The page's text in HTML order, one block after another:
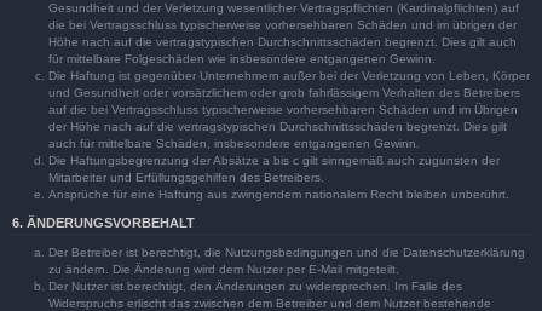
Gesundheit und der Verletzung wesentlicher Vertragspflichten (Kardinalpflichten) auf
die bei Vertragsschluss typischerweise vorhersehbaren Schäden und im übrigen der
Höhe nach auf die vertragstypischen Durchschnittsschäden begrenzt. Dies gilt auch
für mittelbare Folgeschäden wie insbesondere entgangenen Gewinn.
Die Haftung ist gegenüber Unternehmern außer bei der Verletzung von Leben, Körper
und Gesundheit oder vorsätzlichem oder grob fahrlässigem Verhalten des Betreibers
auf die bei Vertragsschluss typischerweise vorhersehbaren Schäden und im Übrigen
der Höhe nach auf die vertragstypischen Durchschnittsschäden begrenzt. Dies gilt
auch für mittelbare Schäden, insbesondere entgangenen Gewinn.
Die Haftungsbegrenzung der Absätze a bis c gilt sinngemäß auch zugunsten der
Mitarbeiter und Erfüllungsgehilfen des Betreibers.
Ansprüche für eine Haftung aus zwingendem nationalem Recht bleiben unberührt.
6. ÄNDERUNGSVORBEHALT
Der Betreiber ist berechtigt, die Nutzungsbedingungen und die Datenschutzerklärung
zu ändern. Die Änderung wird dem Nutzer per E-Mail mitgeteilt.
Der Nutzer ist berechtigt, den Änderungen zu widersprechen. Im Falle des
Widerspruchs erlischt das zwischen dem Betreiber und dem Nutzer bestehende